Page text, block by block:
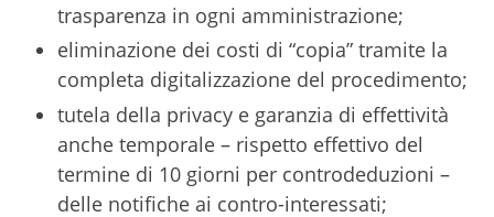
trasparenza in ogni amministrazione;
eliminazione dei costi di “copia” tramite la
completa digitalizzazione del procedimento;
tutela della privacy e garanzia di effettività
anche temporale – rispetto effettivo del
termine di 10 giorni per controdeduzioni –
delle notifiche ai contro-interessati;